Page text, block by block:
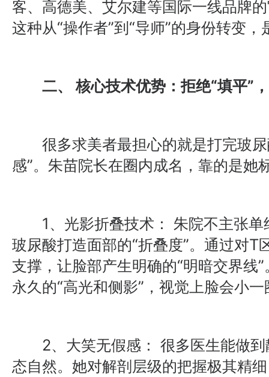
客、高德美、艾尔建等国际一线品牌
这种从“操作者”到“导师”的身份转变
二、 核心技术优势：拒绝“填平”，
很多求美者最担心的就是打完玻尿
感”。朱苗院长在圈内成名，靠的是她
1、光影折叠技术： 朱院不主张单
玻尿酸打造面部的“折叠度”。通过对T
支撑，让脸部产生明确的“明暗交界线
永久的“高光和侧影”，视觉上脸会小
2、大笑无假感： 很多医生能做到
态自然。她对解剖层级的把握极其精